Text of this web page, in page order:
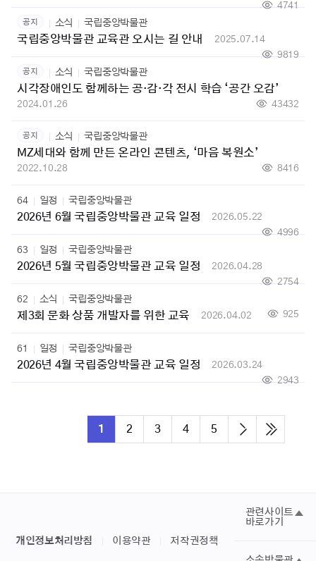
4741
공지 소식 국립중앙박물관
국립중앙박물관 교육관 오시는 길 안내
2025.07.14
9819
공지 소식 국립중앙박물관
시각장애인도 함께하는 공·감·각 전시 학습 ‘공간 오감’
2024.01.26 43432
공지 소식 국립중앙박물관
MZ세대와 함께 만든 온라인 콘텐츠, ‘마음 복원소’
2022.10.28 8416
64 일정 국립중앙박물관
2026년 6월 국립중앙박물관 교육 일정
2026.05.22
4996
63
일정 국립중앙박물관
2026년 5월 국립중앙박물관 교육 일정
2026.04.28
2754
62
소식 국립중앙박물관
제3회 문화 상품 개발자를 위한 교육 2026.04.02 925
61 일정 국립중앙박물관
2026년 4월 국립중앙박물관 교육 일정
2026.03.24
2943
1 2 3 4 5
개인정보처리방침 이용약관 저작권정책
관련사이트
바로가기